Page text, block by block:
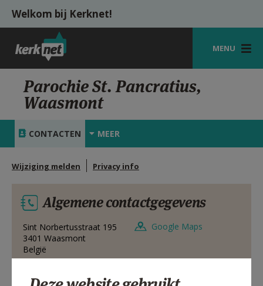
Overslaan en naar de inhoud gaan
Welkom bij Kerknet!
MENU
STARTPAGINA
KERK
VIERINGEN
HULP
MIJN PAROCHIE
AANMELDEN OF REGISTREREN
Parochie St. Pancratius,
Waasmont
CONTACTEN MEER
Wijziging melden Privacy info
Algemene contactgegevens
Sint Norbertusstraat 195
3401 Waasmont
België
Google Maps